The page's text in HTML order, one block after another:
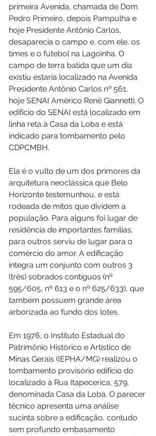
primeira Avenida, chamada de Dom
Pedro Primeiro, depois Pampulha e
hoje Presidente Antônio Carlos,
desaparecia o campo e, com ele, os
times e o futebol na Lagoinha. O
campo de terra batida que um dia
existiu estaria localizado na Avenida
Presidente Antônio Carlos nº 561,
hoje SENAI Américo Renê Giannetti. O
edifício do SENAI está localizado em
linha reta à Casa da Loba e está
indicado para tombamento pelo
CDPCM­BH.
Ela é o vulto de um dos primores da
arquitetura neoclássica que Belo
Horizonte testemunhou, e está
rodeada de mitos que dividem a
população. Para alguns foi lugar de
residência de importantes famílias,
para outros serviu de lugar para o
comércio do amor. A edificação
integra um conjunto com outros 3
(três) sobrados contíguos (nº
595/605, nº 613 e o nº 625/633), que
também possuem grande área
arborizada ao fundo dos lotes.
Em 1976, o Instituto Estadual do
Patrimônio Histórico e Artístico de
Minas Gerais (IEPHA/MG) realizou o
tombamento provisório edifício do
localizado à Rua Itapecerica, 579,
denominada Casa da Loba. O parecer
técnico apresenta uma análise
sucinta sobre a edificação, contudo
sem profundo embasamento